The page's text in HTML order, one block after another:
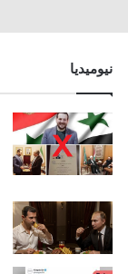
نيوميديا